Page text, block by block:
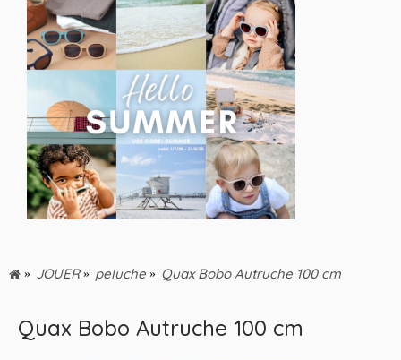
JOUER peluche Quax Bobo Autruche 100 cm
Quax Bobo Autruche 100 cm